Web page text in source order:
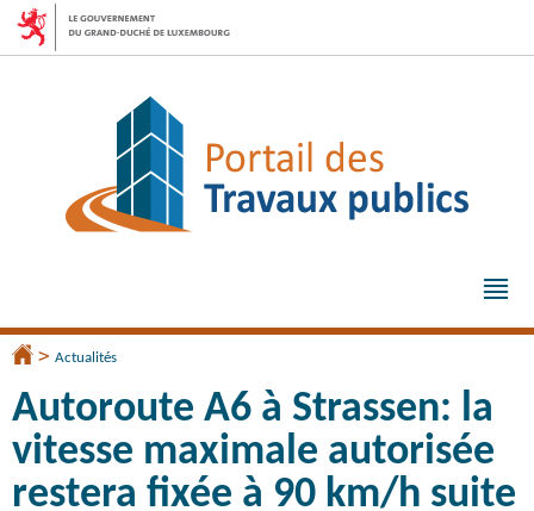
Aller
Aller
Accueil
> Actualités
Autoroute A6 à Strassen: la
vitesse maximale autorisée
restera fixée à 90 km/h suite